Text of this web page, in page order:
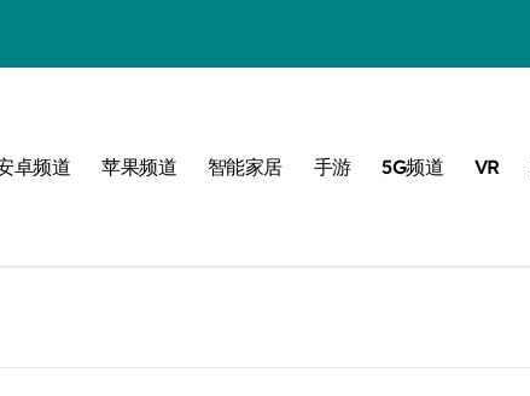
卓频道 苹果频道 智能家居 手游 5G频道 VR